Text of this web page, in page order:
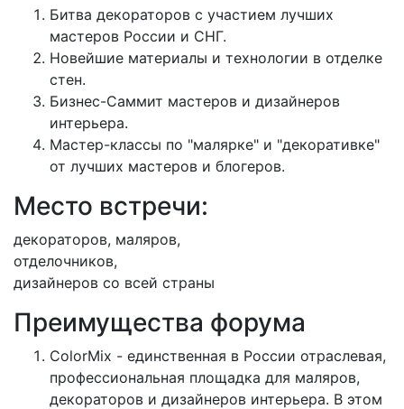
Битва декораторов с участием лучших
мастеров России и СНГ.
Новейшие материалы и технологии в отделке
стен.
Бизнес-Саммит мастеров и дизайнеров
интерьера.
Мастер-классы по "малярке" и "декоративке"
от лучших мастеров и блогеров.
Место встречи:
декораторов, маляров,
отделочников,
дизайнеров со всей страны
Преимущества форума
ColorMix - единственная в России отраслевая,
профессиональная площадка для маляров,
декораторов и дизайнеров интерьера. В этом